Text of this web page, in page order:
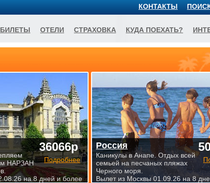
36066р
Подробнее
НАРЗАН
на 8 дней и более
Россия
Каникулы в Анапе. Отдых всей
семьей на песчаных пляжах
Черного моря.
Вылет из Москвы 01.09.26 на 8
КОНТАКТЫ
ОТЕЛИ СТРАХОВКА КУДА ПОЕХАТЬ?